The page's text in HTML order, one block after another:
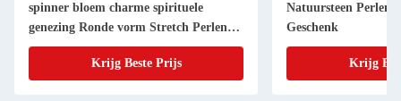
spinner bloem charme spirituele
genezing Ronde vorm Stretch Perlen
Armband
Krijg Beste Prijs
Natuursteen Perlen
Geschenk
Krijg